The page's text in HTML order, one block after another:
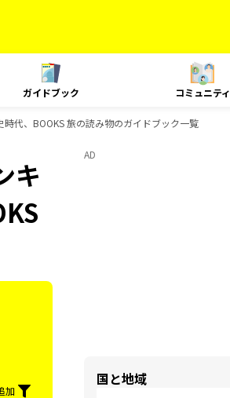
ガイドブック コミュニティ
代、BOOKS 旅の読み物のガイドブック一覧
キ
加
AD
国と地域